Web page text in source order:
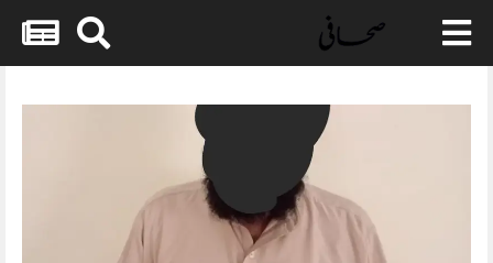
Skip
content